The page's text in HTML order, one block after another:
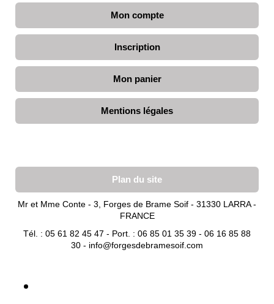
Mon compte
Inscription
Mon panier
Mentions légales
Plan du site
Mr et Mme Conte - 3, Forges de Brame Soif - 31330 LARRA -
FRANCE
Tél. : 05 61 82 45 47 - Port. : 06 85 01 35 39 - 06 16 85 88
30 - info@forgesdebramesoif.com